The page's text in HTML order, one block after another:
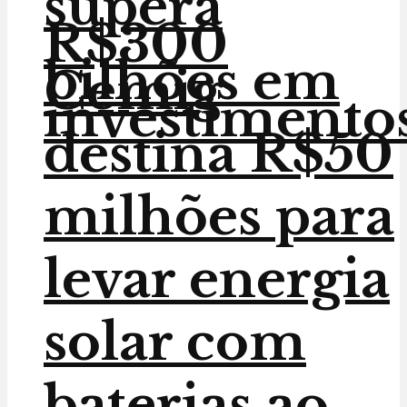
R$300
bilhões em
Cemig
destina R$50
milhões para
levar energia
solar com